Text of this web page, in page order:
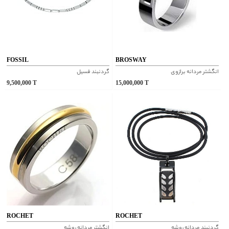
FOSSIL
گردنبند فسیل
9,500,000
BROSWAY
انگشتر مردانه برازوی
15,000,000
ROCHET ROCHET